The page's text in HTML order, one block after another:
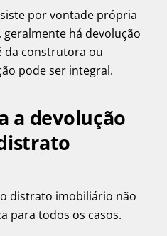
por vontade própria
há devolução
da construtora ou
pode ser integral.
a devolução
distrato imobiliário não
para todos os casos.